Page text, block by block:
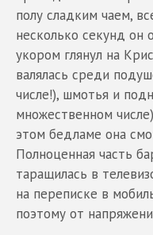
полу сладким чаем,
несколько секунд он
укором глянул на
валялась среди
числе!), шмотья и
множественном
этом бедламе она
Полноценная часть
таращилась в
на переписке в
поэтому от